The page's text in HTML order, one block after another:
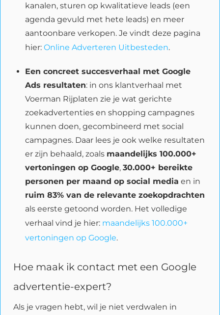
kanalen, sturen op kwalitatieve leads (een
agenda gevuld met hete leads) en meer
aantoonbare verkopen. Je vindt deze pagina
hier: Online Adverteren Uitbesteden.
Een concreet succesverhaal met Google
Ads resultaten: in ons klantverhaal met
Voerman Rijplaten zie je wat gerichte
zoekadvertenties en shopping campagnes
kunnen doen, gecombineerd met social
campagnes. Daar lees je ook welke resultaten
er zijn behaald, zoals maandelijks 100.000+
vertoningen op Google, 30.000+ bereikte
personen per maand op social media en in
ruim 83% van de relevante zoekopdrachten
als eerste getoond worden. Het volledige
verhaal vind je hier: maandelijks 100.000+
vertoningen op Google.
Hoe maak ik contact met een Google
advertentie-expert?
Als je vragen hebt, wil je niet verdwalen in